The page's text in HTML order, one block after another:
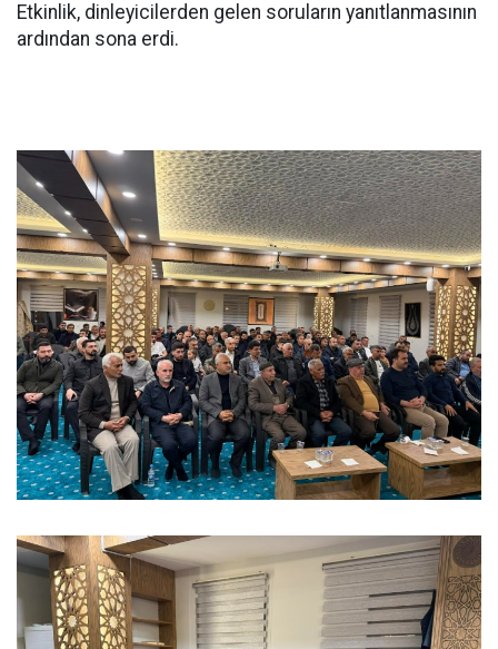
Etkinlik, dinleyicilerden gelen soruların yanıtlanmasının
ardından sona erdi.